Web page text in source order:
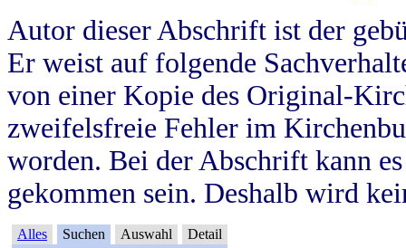
Autor dieser Abschrift ist der
Er weist auf folgende
von einer Kopie des Original-
zweifelsfreie Fehler im
worden. Bei der Abschrift kann
gekommen sein. Deshalb wird
Alles Suchen Auswahl Detail